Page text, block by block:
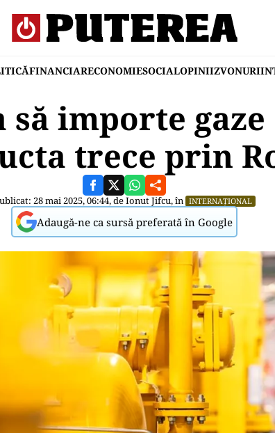
FINANCIARECONOMIESOCIALOPINIIZVONURI
importe
trece prin
28 mai 2025, 06:44, deIonut Jifcu, în INTERNAȚIONAL
Adaugă-ne ca sursă preferată în Google